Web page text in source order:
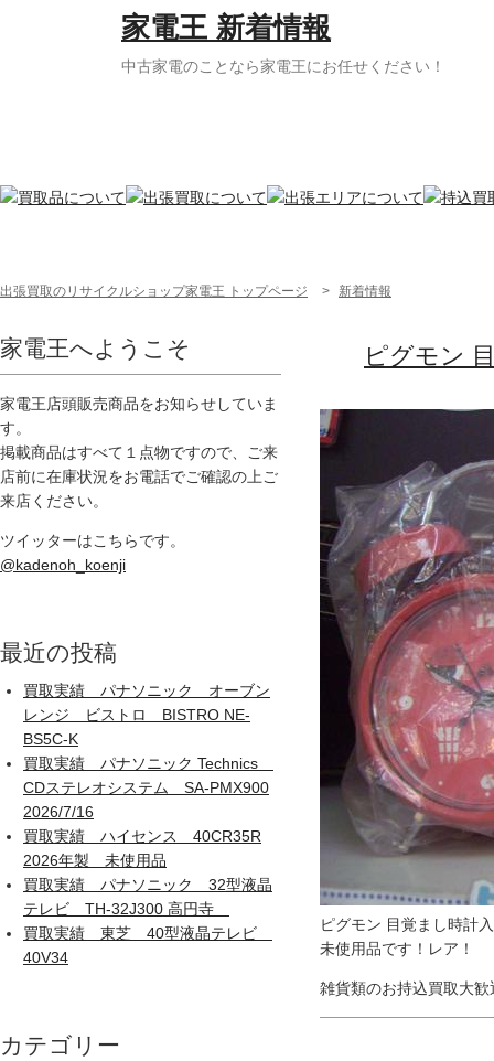
家電王 新着情報
中古家電のことなら家電王にお任せください！
出張買取のリサイクルショップ家電王 トップページ > 新着情報
ピグモン
ピグモン 目覚まし時計
未使用品です！レア！
雑貨類のお持込買取大
家電王へようこそ
家電王店頭販売商品をお知らせしていま
す。
掲載商品はすべて１点物ですので、ご来
店前に在庫状況をお電話でご確認の上ご
来店ください。
ツイッターはこちらです。
@kadenoh_koenji
最近の投稿
買取実績 パナソニック オーブン
レンジ ビストロ BISTRO NE-
BS5C-K
買取実績 パナソニック Technics
CDステレオシステム SA-PMX900
2026/7/16
買取実績 ハイセンス 40CR35R
2026年製 未使用品
買取実績 パナソニック 32型液晶
テレビ TH-32J300 高円寺
買取実績 東芝 40型液晶テレビ
40V34
カテゴリー